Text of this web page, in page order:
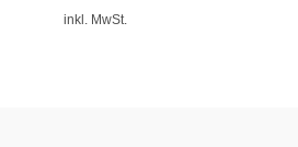
inkl. MwSt.